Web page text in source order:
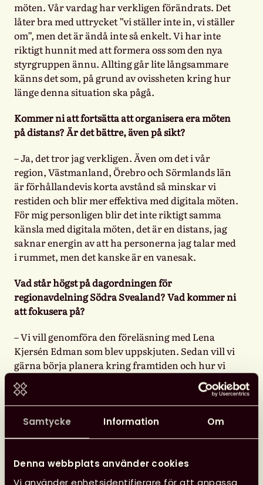
Samtycke Information Om
Denna webbplats använder cookies
Vi använder enhetsidentifierare för att anpassa
möten. Vår vardag har verkligen förändrats. Det
låter bra med uttrycket ”vi ställer inte in, vi ställer
om”, men det är ändå inte så enkelt. Vi har inte
riktigt hunnit med att formera oss som den nya
styrgruppen ännu. Allting går lite långsammare
känns det som, på grund av ovissheten kring hur
länge denna situation ska pågå.
Kommer ni att fortsätta att organisera era möten
på distans? Är det bättre, även på sikt?
– Ja, det tror jag verkligen. Även om det i vår
region, Västmanland, Örebro och Sörmlands län
är förhållandevis korta avstånd så minskar vi
restiden och blir mer effektiva med digitala möten.
För mig personligen blir det inte riktigt samma
känsla med digitala möten, det är en distans, jag
saknar energin av att ha personerna jag talar med
i rummet, men det kanske är en vanesak.
Vad står högst på dagordningen för
regionavdelning Södra Svealand? Vad kommer ni
att fokusera på?
– Vi vill genomföra den föreläsning med Lena
Kjersén Edman som blev uppskjuten. Sedan vill vi
gärna börja planera kring framtiden och hur vi
kan ta lärdom av denna situation. Kanske
arrangera ett
kring bibliotekets roll
under en pandemi? I så fall i samarbete med de
stora biblioteksorganisationerna i våra tre län. Vi
vill att regionavdelning Södra Svealand ska vara
navet för engagemang inom biblioteksbranschen i
vårt område.